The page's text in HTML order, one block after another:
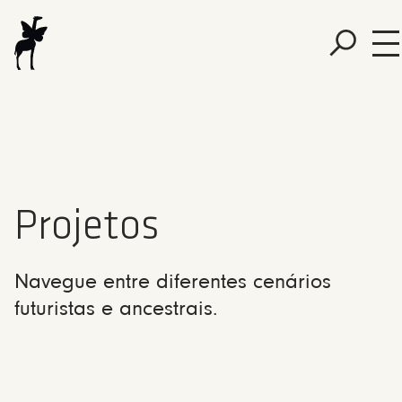
Projetos
Navegue entre diferentes cenários
futuristas e ancestrais.